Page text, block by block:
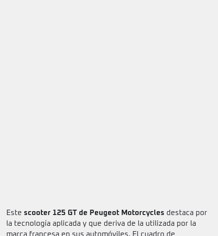
Este scooter 125 GT de Peugeot Motorcycles destaca por
la tecnología aplicada y que deriva de la utilizada por la
marca francesa en sus automóviles. El cuadro de